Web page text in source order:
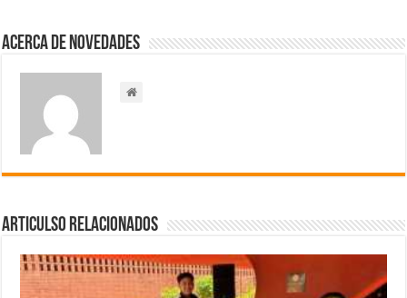
Acerca de NOVEDADES
Articulso Relacionados